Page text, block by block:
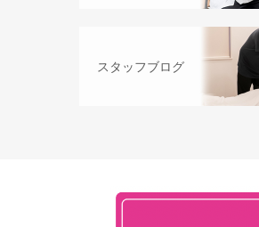
スタッフブログ